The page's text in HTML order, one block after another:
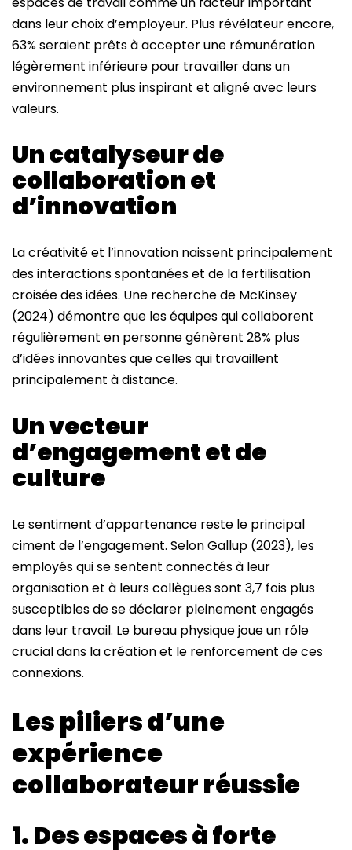
dans leur choix d’employeur. Plus révélateur encore,
63% seraient prêts à accepter une rémunération
légèrement inférieure pour travailler dans un
environnement plus inspirant et aligné avec leurs
valeurs.
Un catalyseur de
collaboration et
d’innovation
La créativité et l’innovation naissent principalement
des interactions spontanées et de la fertilisation
croisée des idées. Une recherche de McKinsey
(2024) démontre que les équipes qui collaborent
régulièrement en personne génèrent 28% plus
d’idées innovantes que celles qui travaillent
principalement à distance.
Un vecteur
d’engagement et de
culture
Le sentiment d’appartenance reste le principal
ciment de l’engagement. Selon Gallup (2023), les
employés qui se sentent connectés à leur
organisation et à leurs collègues sont 3,7 fois plus
susceptibles de se déclarer pleinement engagés
dans leur travail. Le bureau physique joue un rôle
crucial dans la création et le renforcement de ces
connexions.
Les piliers d’une
expérience
collaborateur réussie
1. Des espaces à forte